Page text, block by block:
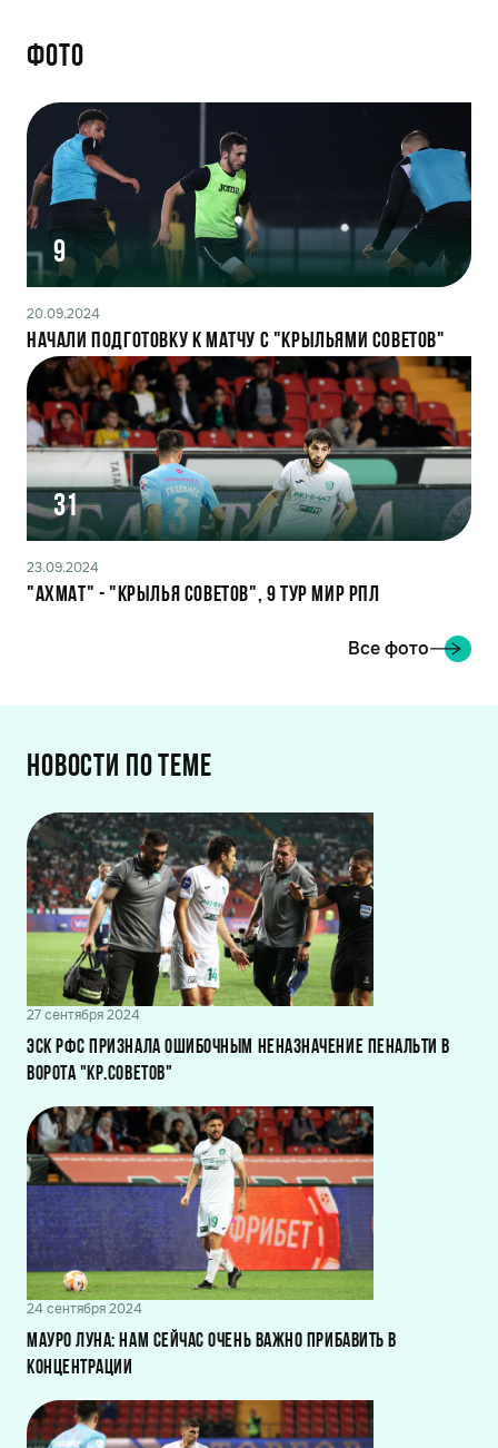
Фото
9
20.09.2024
Начали подготовку к матчу с "Крыльями Советов"
31
23.09.2024
"Ахмат" - "Крылья Советов", 9 тур МИР РПЛ
Все фото
Новости по теме
27 сентября 2024
ЭСК РФС признала ошибочным неназначение пенальти в
ворота "Кр.Советов"
24 сентября 2024
Мауро Луна: Нам сейчас очень важно прибавить в
концентрации